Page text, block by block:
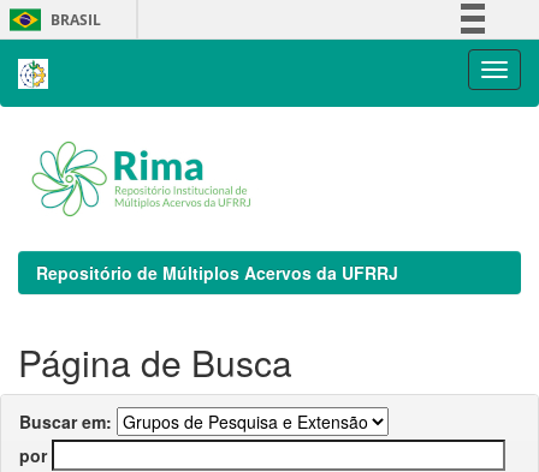
Skip
navigation
BRASIL
Repositório de Múltiplos Acervos da UFRRJ
Página de Busca
Buscar em:
por